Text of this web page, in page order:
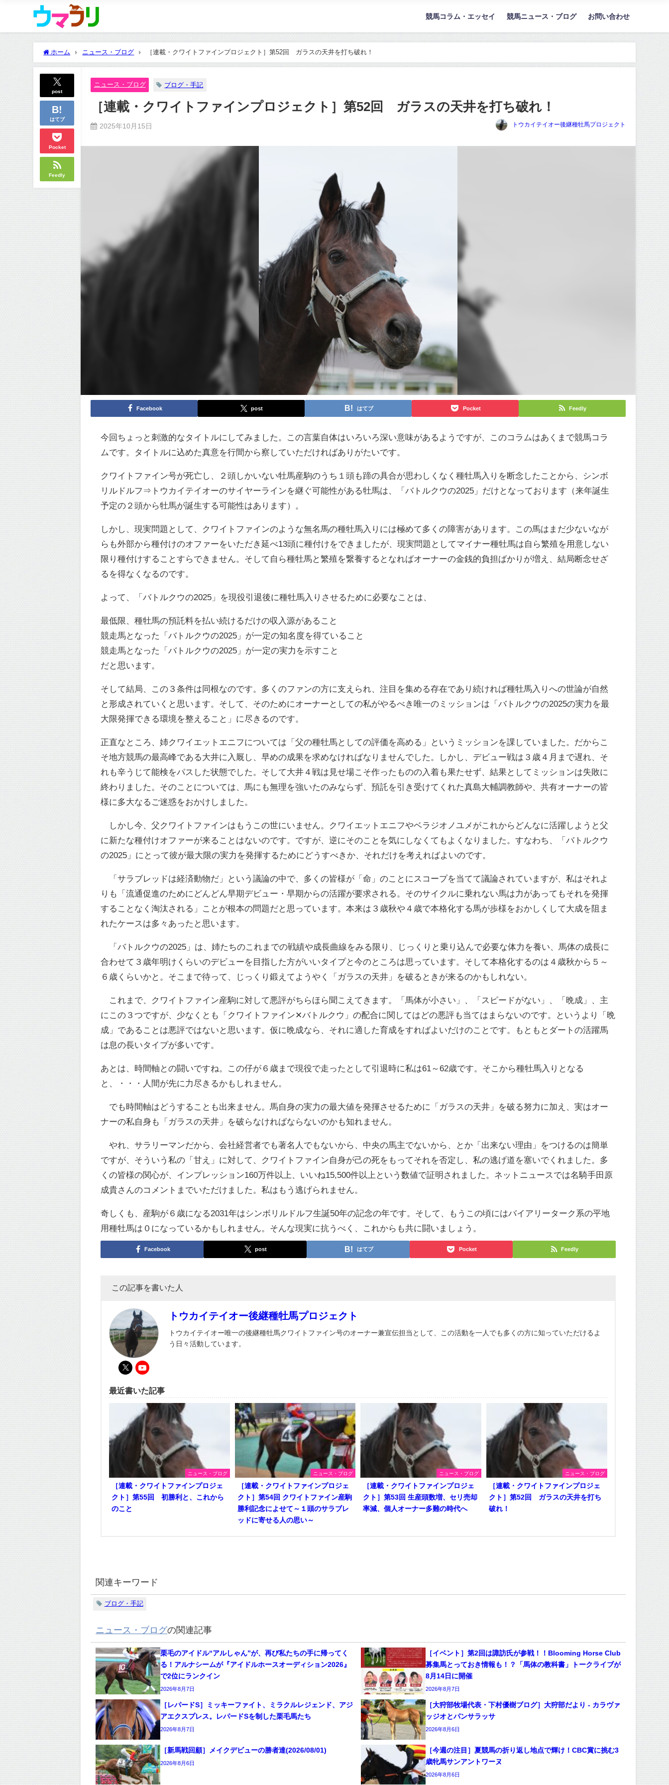
競馬コラム・エッセイ 競馬ニュース・ブログ お問い合わせ
ホーム ニュース・ブログ ［連載・クワイトファインプロジェクト］第52回 ガラスの天井を打ち破れ！
post
はてブ
Pocket
Feedly
ニュース・ブログ ブログ・手記
［連載・クワイトファインプロジェクト］第52回 ガラスの天井を打ち破れ！
2025年10月15日 トウカイテイオー後継種牡馬プロジェクト
Facebook post はてブ Pocket Feedly
今回ちょっと刺激的なタイトルにしてみました。この言葉自体はいろいろ深い意味があるようですが、このコラムはあくまで競馬コラ
ムです。タイトルに込めた真意を行間から察していただければありがたいです。
クワイトファイン号が死亡し、２頭しかいない牡馬産駒のうち１頭も蹄の具合が思わしくなく種牡馬入りを断念したことから、シンボ
リルドルフ⇒トウカイテイオーのサイヤーラインを継ぐ可能性がある牡馬は、「バトルクウの2025」だけとなっております（来年誕生
予定の２頭から牡馬が誕生する可能性はあります）。
しかし、現実問題として、クワイトファインのような無名馬の種牡馬入りには極めて多くの障害があります。この馬はまだ少ないなが
らも外部から種付けのオファーをいただき延べ13頭に種付けをできましたが、現実問題としてマイナー種牡馬は自ら繁殖を用意しない
限り種付けすることすらできません。そして自ら種牡馬と繁殖を繋養するとなればオーナーの金銭的負担ばかりが増え、結局断念せざ
るを得なくなるのです。
よって、「バトルクウの2025」を現役引退後に種牡馬入りさせるために必要なことは、
最低限、種牡馬の預託料を払い続けるだけの収入源があること
競走馬となった「バトルクウの2025」が一定の知名度を得ていること
競走馬となった「バトルクウの2025」が一定の実力を示すこと
だと思います。
そして結局、この３条件は同根なのです。多くのファンの方に支えられ、注目を集める存在であり続ければ種牡馬入りへの世論が自然
と形成されていくと思います。そして、そのためにオーナーとしての私がやるべき唯一のミッションは「バトルクウの2025の実力を最
大限発揮できる環境を整えること」に尽きるのです。
正直なところ、姉クワイエットエニフについては「父の種牡馬としての評価を高める」というミッションを課していました。だからこ
そ地方競馬の最高峰である大井に入厩し、早めの成果を求めなければなりませんでした。しかし、デビュー戦は３歳４月まで遅れ、そ
れも辛うじて能検をパスした状態でした。そして大井４戦は見せ場こそ作ったものの入着も果たせず、結果としてミッションは失敗に
終わりました。そのことについては、馬にも無理を強いたのみならず、預託を引き受けてくれた真島大輔調教師や、共有オーナーの皆
様に多大なるご迷惑をおかけしました。
しかし今、父クワイトファインはもうこの世にいません。クワイエットエニフやベラジオノユメがこれからどんなに活躍しようと父
に新たな種付けオファーが来ることはないのです。ですが、逆にそのことを気にしなくてもよくなりました。すなわち、「バトルクウ
の2025」にとって彼が最大限の実力を発揮するためにどうすべきか、それだけを考えればよいのです。
「サラブレッドは経済動物だ」という議論の中で、多くの皆様が「命」のことにスコープを当てて議論されていますが、私はそれよ
りも「流通促進のためにどんどん早期デビュー・早期からの活躍が要求される。そのサイクルに乗れない馬は力があってもそれを発揮
することなく淘汰される」ことが根本の問題だと思っています。本来は３歳秋や４歳で本格化する馬が歩様をおかしくして大成を阻ま
れたケースは多々あったと思います。
「バトルクウの2025」は、姉たちのこれまでの戦績や成長曲線をみる限り、じっくりと乗り込んで必要な体力を養い、馬体の成長に
合わせて３歳年明けくらいのデビューを目指した方がいいタイプと今のところは思っています。そして本格化するのは４歳秋から５～
６歳くらいかと。そこまで待って、じっくり鍛えてようやく「ガラスの天井」を破るときが来るのかもしれない。
これまで、クワイトファイン産駒に対して悪評がちらほら聞こえてきます。「馬体が小さい」、「スピードがない」、「晩成」、主
にこの３つですが、少なくとも「クワイトファイン✕バトルクウ」の配合に関してはどの悪評も当てはまらないのです。というより「晩
成」であることは悪評ではないと思います。仮に晩成なら、それに適した育成をすればよいだけのことです。もともとダートの活躍馬
は息の長いタイプが多いです。
あとは、時間軸との闘いですね。この仔が６歳まで現役で走ったとして引退時に私は61～62歳です。そこから種牡馬入りとなる
と、・・・人間が先に力尽きるかもしれません。
でも時間軸はどうすることも出来ません。馬自身の実力の最大値を発揮させるために「ガラスの天井」を破る努力に加え、実はオー
ナーの私自身も「ガラスの天井」を破らなければならないのかも知れません。
やれ、サラリーマンだから、会社経営者でも著名人でもないから、中央の馬主でないから、とか「出来ない理由」をつけるのは簡単
ですが、そういう私の「甘え」に対して、クワイトファイン自身が己の死をもってそれを否定し、私の逃げ道を塞いでくれました。多
くの皆様の関心が、インプレッション160万件以上、いいね15,500件以上という数値で証明されました。ネットニュースでは名騎手田原
成貴さんのコメントまでいただけました。私はもう逃げられません。
奇しくも、産駒が６歳になる2031年はシンボリルドルフ生誕50年の記念の年です。そして、もうこの頃にはバイアリーターク系の平地
用種牡馬は０になっているかもしれません。そんな現実に抗うべく、これからも共に闘いましょう。
Facebook post はてブ Pocket Feedly
この記事を書いた人
トウカイテイオー後継種牡馬プロジェクト
トウカイテイオー唯一の後継種牡馬クワイトファイン号のオーナー兼宣伝担当として、この活動を一人でも多くの方に知っていただけるよ
う日々活動しています。
最近書いた記事
ニュース・ブログ
［連載・クワイトファインプロジェ
クト］第55回 初勝利と、これから
のこと
ニュース・ブログ
［連載・クワイトファインプロジェ
クト］第54回 クワイトファイン産駒
勝利記念によせて～１頭のサラブレ
ッドに寄せる人の思い～
ニュース・ブログ
［連載・クワイトファインプロジェ
クト］第53回 生産頭数増、セリ売却
率減、個人オーナー多難の時代へ
ニュース・ブログ
［連載・クワイトファインプロジェ
クト］第52回 ガラスの天井を打ち
破れ！
関連キーワード
ブログ・手記
ニュース・ブログの関連記事
栗毛のアイドル“アルしゃん”が、再び私たちの手に帰ってく
る！アルナシームが『アイドルホースオーディション2026』
で2位にランクイン
2026年8月7日
［イベント］第2回は諏訪氏が参戦！！Blooming Horse Club
募集馬とっておき情報も！？「馬体の教科書」トークライブが
8月14日に開催
2026年8月7日
［レパードS］ミッキーファイト、ミラクルレジェンド、アジ
アエクスプレス。レパードSを制した栗毛馬たち
2026年8月7日
［大狩部牧場代表・下村優樹ブログ］大狩部だより - カラヴァ
ッジオとパンサラッサ
2026年8月6日
［新馬戦回顧］メイクデビューの勝者達(2026/08/01)
2026年8月6日
［今週の注目］夏競馬の折り返し地点で輝け！CBC賞に挑む3
歳牝馬サンアントワーヌ
2026年8月6日